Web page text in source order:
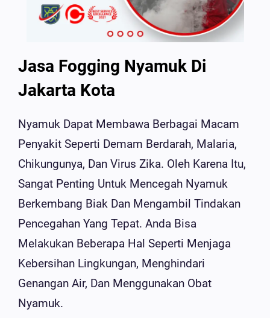
Jasa Fogging Nyamuk Di
Jakarta Kota
Nyamuk Dapat Membawa Berbagai Macam
Penyakit Seperti Demam Berdarah, Malaria,
Chikungunya, Dan Virus Zika. Oleh Karena Itu,
Sangat Penting Untuk Mencegah Nyamuk
Berkembang Biak Dan Mengambil Tindakan
Pencegahan Yang Tepat. Anda Bisa
Melakukan Beberapa Hal Seperti Menjaga
Kebersihan Lingkungan, Menghindari
Genangan Air, Dan Menggunakan Obat
Nyamuk.